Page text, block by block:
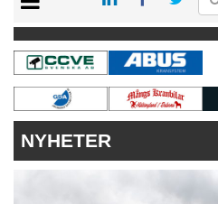
KONTAKT
VÅRA ANDRA MAGASIN
PRENUMERERA
ANNONSERA
NYHETER